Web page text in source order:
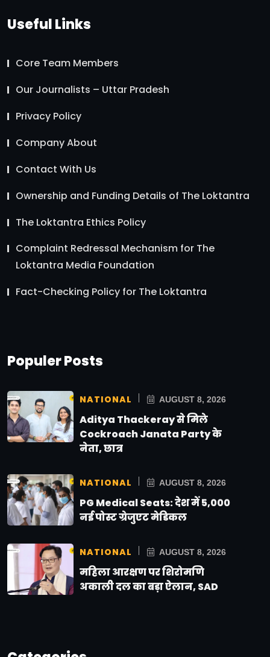
Useful Links
Core Team Members
Our Journalists – Uttar Pradesh
Privacy Policy
Company About
Contact With Us
Ownership and Funding Details of The Loktantra
The Loktantra Ethics Policy
Complaint Redressal Mechanism for The
Loktantra Media Foundation
Fact-Checking Policy for The Loktantra
Populer Posts
NATIONAL AUGUST 8, 2026
Aditya Thackeray से मिले
Cockroach Janata Party के
नेता, छात्र
NATIONAL AUGUST 8, 2026
PG Medical Seats: देश में 5,000
नई पोस्ट ग्रेजुएट मेडिकल
NATIONAL AUGUST 8, 2026
महिला आरक्षण पर शिरोमणि
अकाली दल का बड़ा ऐलान, SAD